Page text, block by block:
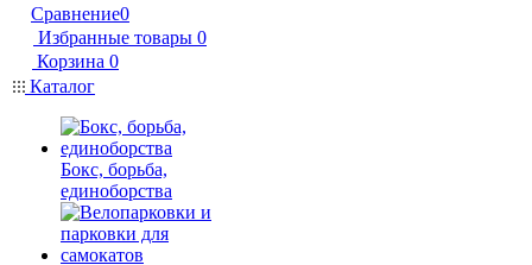
Сравнение0
Избранные товары 0
Корзина 0
Каталог
Бокс, борьба,
единоборства